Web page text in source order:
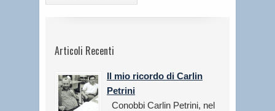
Articoli Recenti
Il mio ricordo di Carlin
Petrini
Conobbi Carlin Petrini, nel